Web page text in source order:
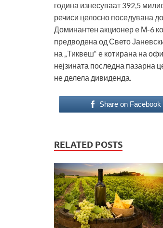
година изнесуваат 392,5
речиси целосно поседувана
Доминантен акционер е М-6
предводена од Свето
на „Тиквеш“ е котирана на
нејзината последна пазарна
не делела дивиденда.
Share on Facebook
RELATED POSTS